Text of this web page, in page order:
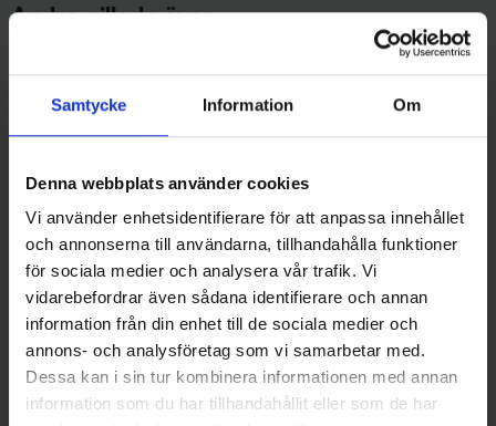
Samtycke Information Om
Denna webbplats använder cookies
Vi använder enhetsidentifierare för att anpassa innehållet
och annonserna till användarna, tillhandahålla funktioner
för sociala medier och analysera vår trafik. Vi
vidarebefordrar även sådana identifierare och annan
information från din enhet till de sociala medier och
annons- och analysföretag som vi samarbetar med.
Dessa kan i sin tur kombinera informationen med annan
information som du har tillhandahållit eller som de har
Andra gillade även
31%
Mieko Predator
tillbehör De Luxe (vänstervev)
249 kr
-31% 359 kr
215 kr